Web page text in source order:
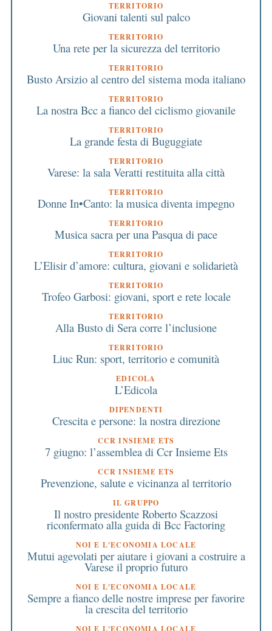
TERRITORIO
Giovani talenti sul palco
TERRITORIO
Una rete per la sicurezza del territorio
TERRITORIO
Busto Arsizio al centro del sistema moda italiano
TERRITORIO
La nostra Bcc a fianco del ciclismo giovanile
TERRITORIO
La grande festa di Buguggiate
TERRITORIO
Varese: la sala Veratti restituita alla città
TERRITORIO
Donne In•Canto: la musica diventa impegno
TERRITORIO
Musica sacra per una Pasqua di pace
TERRITORIO
L’Elisir d’amore: cultura, giovani e solidarietà
TERRITORIO
Trofeo Garbosi: giovani, sport e rete locale
TERRITORIO
Alla Busto di Sera corre l’inclusione
TERRITORIO
Liuc Run: sport, territorio e comunità
EDICOLA
L’Edicola
DIPENDENTI
Crescita e persone: la nostra direzione
CCR INSIEME ETS
7 giugno: l’assemblea di Ccr Insieme Ets
CCR INSIEME ETS
Prevenzione, salute e vicinanza al territorio
IL GRUPPO
Il nostro presidente Roberto Scazzosi
riconfermato alla guida di Bcc Factoring
NOI E L'ECONOMIA LOCALE
Mutui agevolati per aiutare i giovani a costruire a
Varese il proprio futuro
NOI E L'ECONOMIA LOCALE
Sempre a fianco delle nostre imprese per favorire
la crescita del territorio